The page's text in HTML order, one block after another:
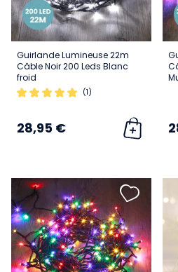
Guirlande Lumineuse 22m
Câble Noir 200 Leds Blanc
froid
(1)
28,95 €